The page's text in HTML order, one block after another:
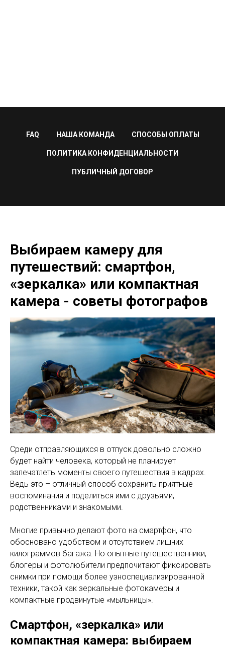
FAQ НАША КОМАНДА СПОСОБЫ ОПЛАТЫ
ПОЛИТИКА КОНФИДЕНЦИАЛЬНОСТИ
ПУБЛИЧНЫЙ ДОГОВОР
Выбираем камеру для
путешествий: смартфон,
«зеркалка» или компактная
камера - советы фотографов
Среди отправляющихся в отпуск довольно сложно
будет найти человека, который не планирует
запечатлеть моменты своего путешествия в кадрах.
Ведь это – отличный способ сохранить приятные
воспоминания и поделиться ими с друзьями,
родственниками и знакомыми.
Многие привычно делают фото на смартфон, что
обосновано удобством и отсутствием лишних
килограммов багажа. Но опытные путешественники,
блогеры и фотолюбители предпочитают фиксировать
снимки при помощи более узноспециализированной
техники, такой как зеркальные фотокамеры и
компактные продвинутые «мыльницы».
Смартфон, «зеркалка» или
компактная камера: выбираем